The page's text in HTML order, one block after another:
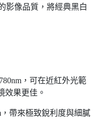
影像品質，將經典黑白
，可在近紅外光範
效果更佳。
，帶來極致銳利度與細膩